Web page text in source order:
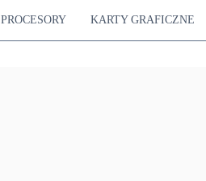
PROCESORY KARTY GRAFICZNE